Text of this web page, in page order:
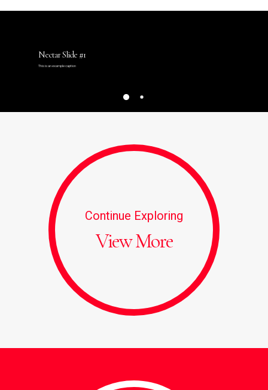
Nectar Slide #1
This is an example caption
Continue Exploring
View More